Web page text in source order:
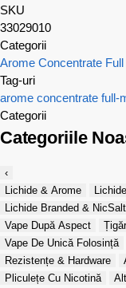
SKU
33029010
Categorii
Arome Concentrate
Tag-uri
arome concentrate full-
Categorii
Categoriile
‹
Lichide & Arome
Lichide Branded & NicSalt
Vape După Aspect
Vape De Unică Folosință
Rezistențe & Hardware
Pliculețe Cu Nicotină